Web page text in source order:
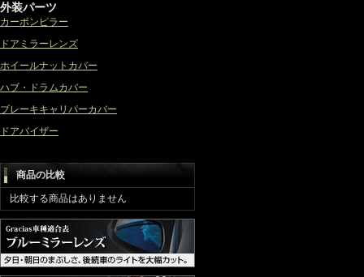
外装パーツ
カーボンピラー
ドアミラーレンズ
ホイールナットカバー
ハブ・ドラムカバー
ブレーキキャリパーカバー
ドアバイザー
商品の比較
比較する商品はありません